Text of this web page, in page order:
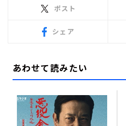
ポスト
シェア
あわせて読みたい